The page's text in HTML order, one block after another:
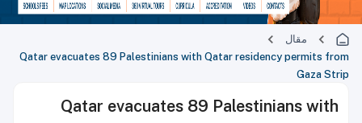
مقال
Qatar evacuates 89 Palestinians with Qatar residency permits from
Gaza Strip
Qatar evacuates 89 Palestinians with